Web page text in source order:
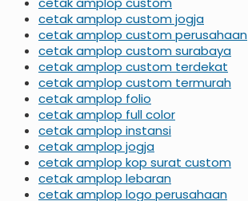
cetak amplop custom jogja
cetak amplop custom perusahaan
cetak amplop custom surabaya
cetak amplop custom terdekat
cetak amplop custom termurah
cetak amplop folio
cetak amplop full color
cetak amplop instansi
cetak amplop jogja
cetak amplop kop surat custom
cetak amplop lebaran
cetak amplop logo perusahaan